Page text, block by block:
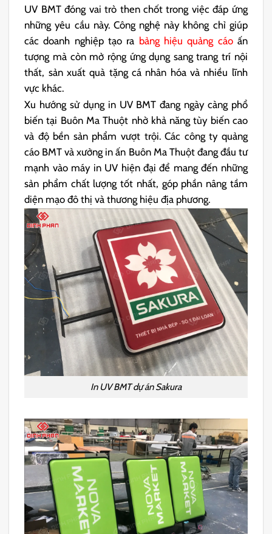
UV BMT đóng vai trò then chốt trong việc đáp ứng
những yêu cầu này. Công nghệ này không chỉ giúp
các doanh nghiệp tạo ra bảng hiệu quảng cáoấn
tượng mà còn mở rộng ứng dụng sang trang trí nội
thất, sản xuất quà tặng cá nhân hóa và nhiều lĩnh
vực khác.
Xu hướng sử dụng in UV BMT đang ngày càng phổ
biến tại Buôn Ma Thuột nhờ khả năng tùy biến cao
và độ bền sản phẩm vượt trội. Các công ty quảng
cáo BMT và xưởng in ấn Buôn Ma Thuột đang đầu tư
mạnh vào máy in UV hiện đại để mang đến những
sản phẩm chất lượng tốt nhất, góp phần nâng tầm
diện mạo đô thị và thương hiệu địa phương.
In UV BMT dự án Sakura